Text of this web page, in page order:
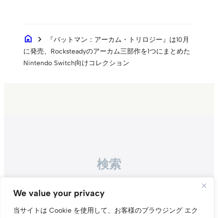
We value your privacy
当サイトは Cookie を使用して、お客様のブラウジング エク
home chevron_right
『バットマン：アーカム・トリロジー』は10月
に発売、Rocksteadyのアーカム三部作を1つにまとめた
Nintendo Switch向けコレクション
検索
Search